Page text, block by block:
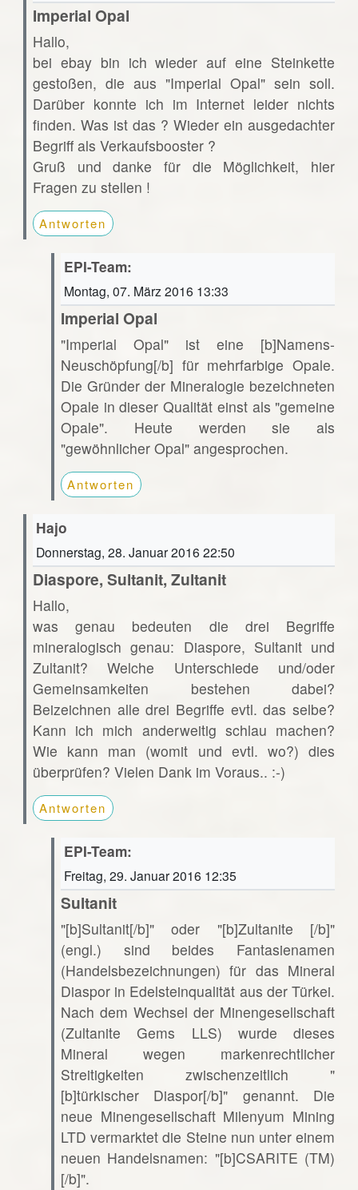
Imperial Opal
Hallo,
bei ebay bin ich wieder auf eine Steinkette
gestoßen, die aus "Imperial Opal" sein soll.
Darüber konnte ich im Internet leider nichts
finden. Was ist das ? Wieder ein ausgedachter
Begriff als Verkaufsbooster ?
Gruß und danke für die Möglichkeit, hier
Fragen zu stellen !
Antworten
EPI-Team:
Montag, 07. März 2016 13:33
Imperial Opal
"Imperial Opal" ist eine [b]Namens-
Neuschöpfung[/b] für mehrfarbige Opale.
Die Gründer der Mineralogie bezeichneten
Opale in dieser Qualität einst als "gemeine
Opale". Heute werden sie als
"gewöhnlicher Opal" angesprochen.
Antworten
Hajo
Donnerstag, 28. Januar 2016 22:50
Diaspore, Sultanit, Zultanit
Hallo,
was genau bedeuten die drei Begriffe
mineralogisch genau: Diaspore, Sultanit und
Zultanit? Welche Unterschiede und/oder
Gemeinsamkeiten bestehen dabei?
Beizeichnen alle drei Begriffe evtl. das selbe?
Kann ich mich anderweitig schlau machen?
Wie kann man (womit und evtl. wo?) dies
überprüfen? Vielen Dank im Voraus.. :-)
Antworten
EPI-Team:
Freitag, 29. Januar 2016 12:35
Sultanit
"[b]Sultanit[/b]" oder "[b]Zultanite [/b]"
(engl.) sind beides Fantasienamen
(Handelsbezeichnungen) für das Mineral
Diaspor in Edelsteinqualität aus der Türkei.
Nach dem Wechsel der Minengesellschaft
(Zultanite Gems LLS) wurde dieses
Mineral wegen markenrechtlicher
Streitigkeiten zwischenzeitlich "
[b]türkischer Diaspor[/b]" genannt. Die
neue Minengesellschaft Milenyum Mining
LTD vermarktet die Steine nun unter einem
neuen Handelsnamen: "[b]CSARITE (TM)
[/b]".